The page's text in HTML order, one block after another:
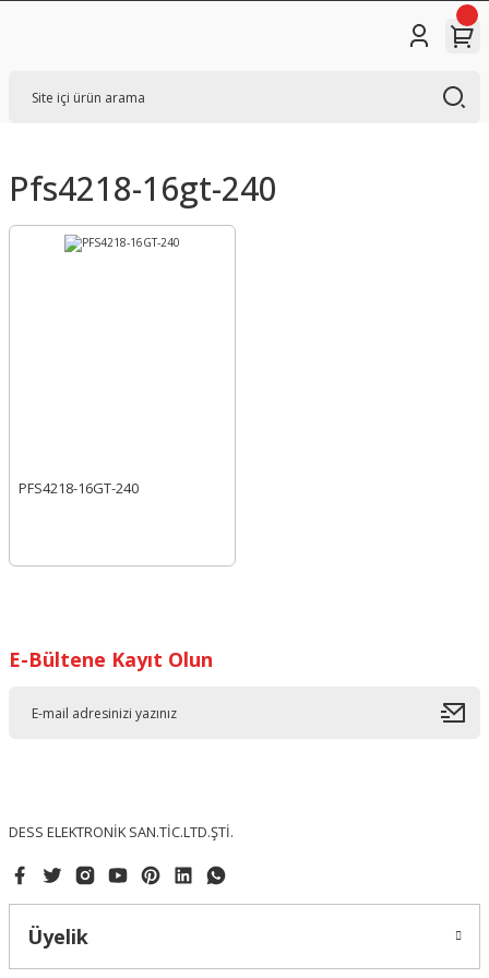
Pfs4218-16gt-240
PFS4218-16GT-240
E-Bültene Kayıt Olun
DESS ELEKTRONİK SAN.TİC.LTD.ŞTİ.
Üyelik